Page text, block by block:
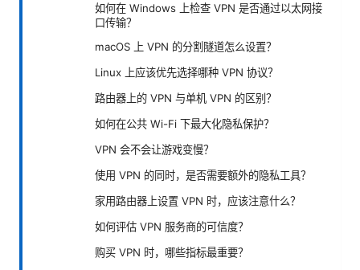
如何在 Windows 上检查 VPN 是否通过以太网接
口传输？
macOS 上 VPN 的分割隧道怎么设置？
Linux 上应该优先选择哪种 VPN 协议？
路由器上的 VPN 与单机 VPN 的区别？
如何在公共 Wi-Fi 下最大化隐私保护？
VPN 会不会让游戏变慢？
使用 VPN 的同时，是否需要额外的隐私工具？
家用路由器上设置 VPN 时，应该注意什么？
如何评估 VPN 服务商的可信度？
购买 VPN 时，哪些指标最重要？